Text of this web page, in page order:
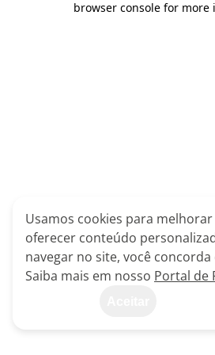
browser console for more
Usamos cookies para
oferecer conteúdo
navegar no site, você
Saiba mais em nosso Portal de